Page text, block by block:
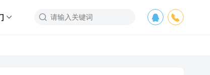
 
